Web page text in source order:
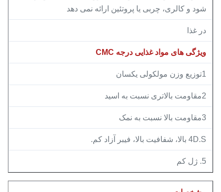
شود و کالری، چربی یا پروتئین ارائه نمی دهد
در غذا
ویژگی های مواد غذایی درجه CMC
1توزیع وزن مولکولی یکسان
2مقاومت بالاتری نسبت به اسید
3مقاومت بالا نسبت به نمک
4D.S بالا، شفافیت بالا، فیبر آزاد کم.
5. ژل کم